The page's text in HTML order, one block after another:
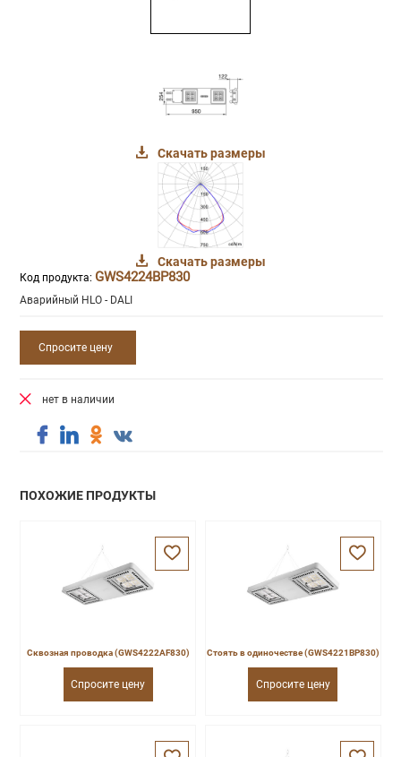
Скачать размеры
Скачать размеры
Код продукта: GWS4224BP830
Аварийный HLO - DALI
Спросите цену
нет в наличии
ПОХОЖИЕ ПРОДУКТЫ
Сквозная проводка (GWS4222AF830)
Спросите цену
Стоять в одиночестве (GWS4221BP830)
Спросите цену